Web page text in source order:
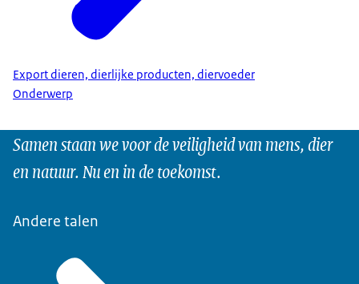
Export dieren, dierlijke producten, diervoeder
Onderwerp
Samen staan we voor de veiligheid van mens, dier
en natuur. Nu en in de toekomst.
Andere talen